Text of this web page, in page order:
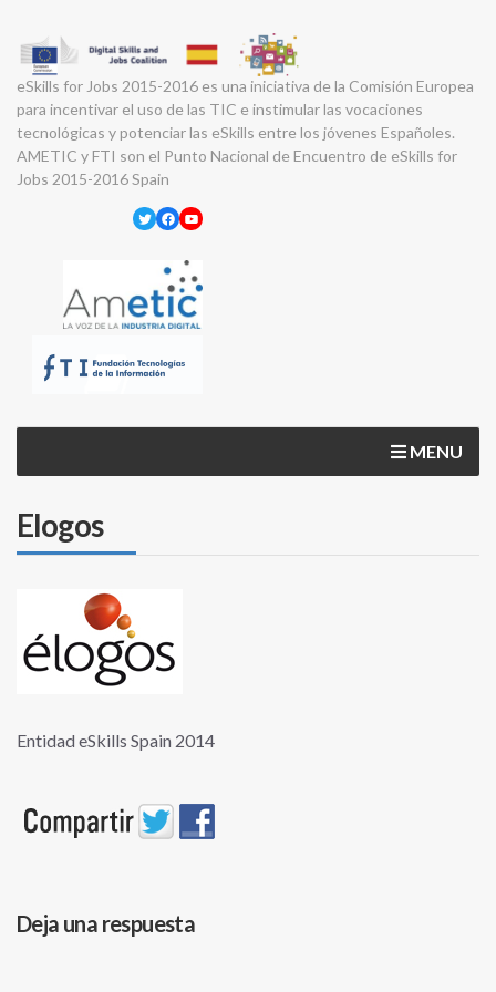
eSkills for Jobs 2015-2016 es una iniciativa de la Comisión Europea
para incentivar el uso de las TIC e instimular las vocaciones
tecnológicas y potenciar las eSkills entre los jóvenes Españoles.
AMETIC y FTI son el Punto Nacional de Encuentro de eSkills for
Jobs 2015-2016 Spain
Twitter
Facebook
YouTube
MENU
Elogos
Entidad eSkills Spain 2014
Deja una respuesta